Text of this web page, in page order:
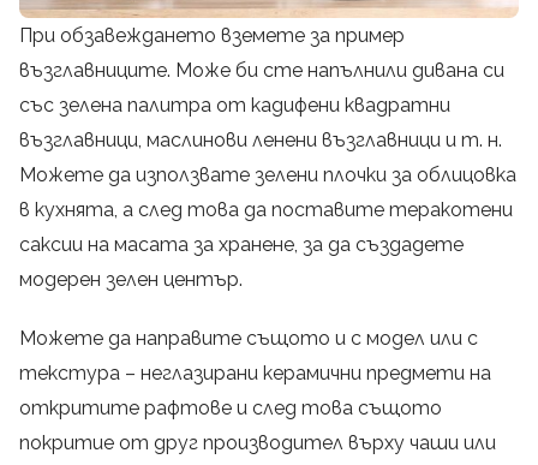
При обзавеждането вземете за пример
възглавниците. Може би сте напълнили дивана си
със зелена палитра от кадифени квадратни
възглавници, маслинови ленени възглавници и т. н.
Можете да използвате зелени плочки за облицовка
в кухнята, а след това да поставите теракотени
саксии на масата за хранене, за да създадете
модерен зелен център.
Можете да направите същото и с модел или с
текстура – неглазирани керамични предмети на
откритите рафтове и след това същото
покритие от друг производител върху чаши или